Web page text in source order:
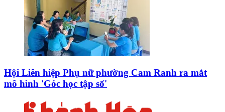
Hội Liên hiệp Phụ nữ phường Cam Ranh ra mắt
mô hình 'Góc học tập số'